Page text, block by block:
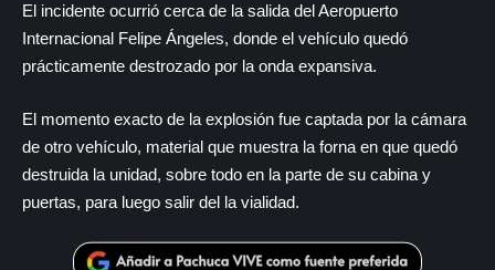
El incidente ocurrió cerca de la salida del Aeropuerto
Internacional Felipe Ángeles, donde el vehículo quedó
prácticamente destrozado por la onda expansiva.
El momento exacto de la explosión fue captada por la cámara
de otro vehículo, material que muestra la forna en que quedó
destruida la unidad, sobre todo en la parte de su cabina y
puertas, para luego salir del la vialidad.